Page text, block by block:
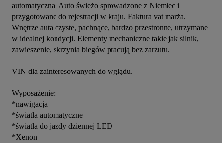
automatyczna. Auto świeżo sprowadzone z Niemiec i
przygotowane do rejestracji w kraju. Faktura vat marża.
Wnętrze auta czyste, pachnące, bardzo przestronne, utrzymane
w idealnej kondycji. Elementy mechaniczne takie jak silnik,
zawieszenie, skrzynia biegów pracują bez zarzutu.
VIN dla zainteresowanych do wglądu.
Wyposażenie:
*nawigacja
*światła automatyczne
*światła do jazdy dziennej LED
*Xenon